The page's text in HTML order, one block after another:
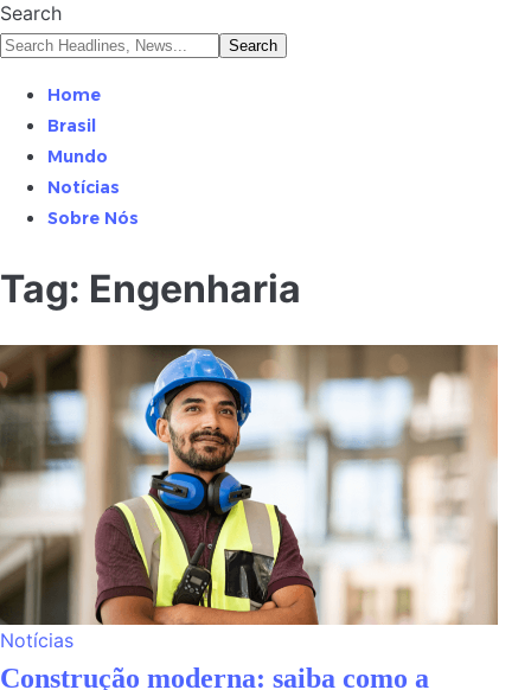
Search
Home
Brasil
Mundo
Notícias
Sobre Nós
Tag: Engenharia
Notícias
Construção moderna: saiba como a